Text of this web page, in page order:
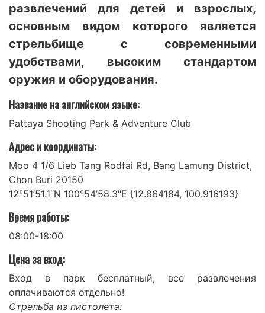
развлечений для детей и взрослых,
основным видом которого является
стрельбище с современными
удобствами, высоким стандартом
оружия и оборудования.
Название на английском языке:
Pattaya Shooting Park & Adventure Club
Адрес и координаты:
Moo 4 1/6 Lieb Tang Rodfai Rd, Bang Lamung District,
Chon Buri 20150
12°51’51.1″N 100°54’58.3″E {12.864184, 100.916193}
Время работы:
08:00-18:00
Цена за вход:
Вход в парк бесплатный, все развлечения
оплачиваются отдельно!
Стрельба из пистолета: